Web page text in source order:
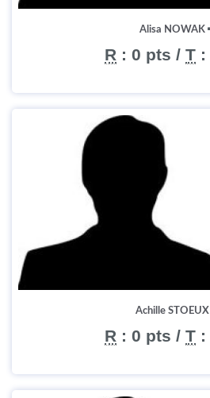
Alisa NOWAK
R : 0 pts / T :
Achille STOEUX
R : 0 pts / T :